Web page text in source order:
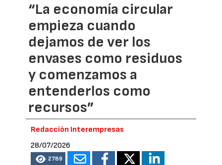
“La economía circular
empieza cuando
dejamos de ver los
envases como residuos
y comenzamos a
entenderlos como
recursos”
Redacción Interempresas
28/07/2026
2789